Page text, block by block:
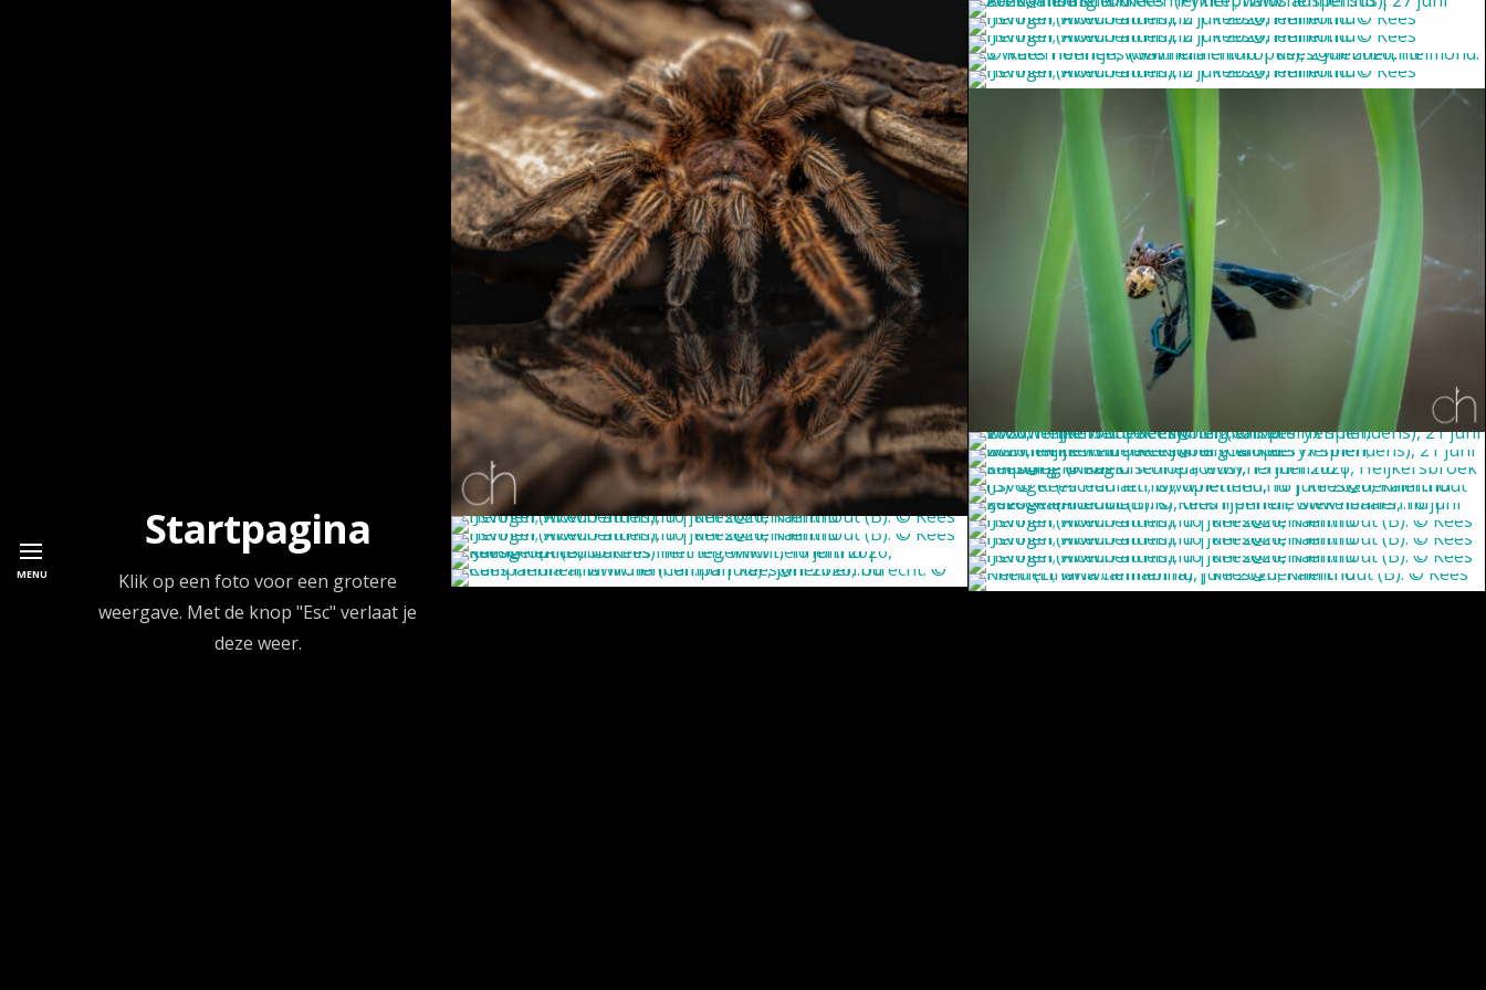
MENU
Startpagina
Klik op een foto voor een grotere
weergave. Met de knop "Esc" verlaat je
deze weer.